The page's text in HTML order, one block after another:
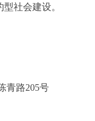
社会建设。
青路205号